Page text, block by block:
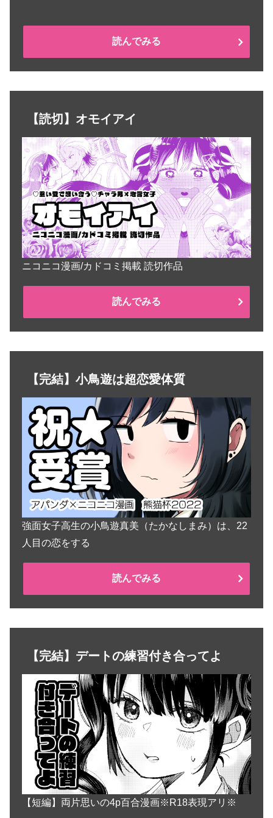
読んでみる
【読切】オモイアイ
ニコニコ漫画/カドコミ掲載 読切作品
読んでみる
【完結】小鳥遊は超恋愛体質
強面女子高生の小鳥遊真美（たかなしまみ）は、22
人目の恋をする
読んでみる
【完結】デートの練習付き合ってよ
【短編】両片思いの4p百合漫画※R18表現アリ※